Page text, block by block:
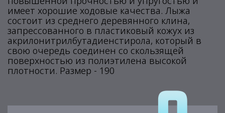
имеет хорошие ходовые качества. Лыжа
состоит из среднего деревянного клина,
запрессованного в пластиковый кожух из
акрилонитрилбутадиенстирола, который в
свою очередь соединен со скользящей
поверхностью из полиэтилена высокой
плотности. Размер - 190